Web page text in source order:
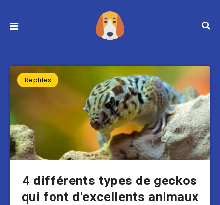
Reptiles
4 différents types de geckos
qui font d’excellents animaux